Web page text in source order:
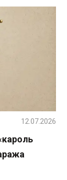
12.07.2026